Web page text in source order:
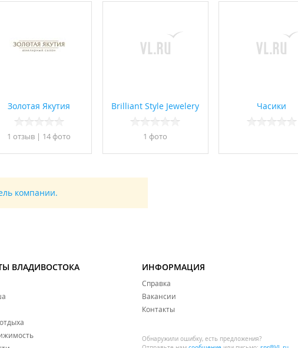
Золотая Якутия
1 отзыв | 14 фото
Brilliant Style Jewelery
1 фото
Часики
компании.
ВЛАДИВОСТОКА ИНФОРМАЦИЯ
Справка
Вакансии
Контакты
Обнаружили ошибку, есть предложения?